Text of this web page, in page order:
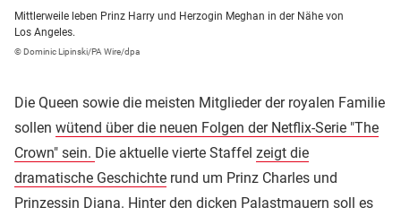
Mittlerweile leben Prinz Harry und Herzogin Meghan in der Nähe von
Los Angeles.
© Dominic Lipinski/PA Wire/dpa
Die Queen sowie die meisten Mitglieder der royalen Familie
sollen wütend über die neuen Folgen der Netflix-Serie "The
Crown" sein. Die aktuelle vierte Staffel zeigt die
dramatische Geschichte rund um Prinz Charles und
Prinzessin Diana. Hinter den dicken Palastmauern soll es